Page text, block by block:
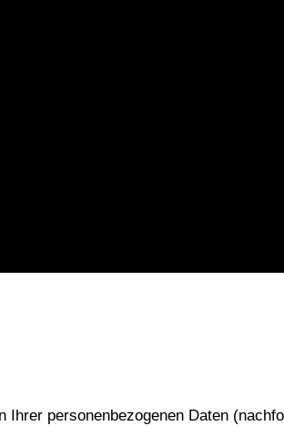
personenbezogenen Daten